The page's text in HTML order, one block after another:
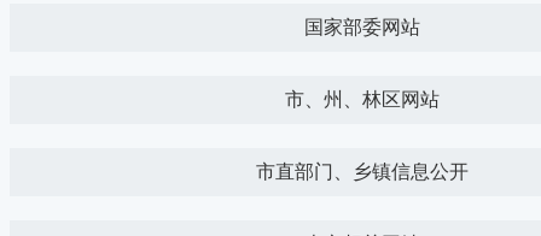
国家部委网站
市、州、林区网站
市直部门、乡镇信息公开